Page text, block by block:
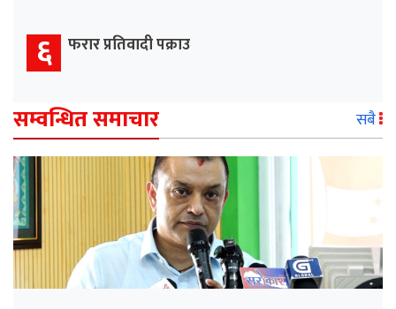
६ फरार प्रतिवादी पक्राउ
सम्वन्धित समाचार सबै